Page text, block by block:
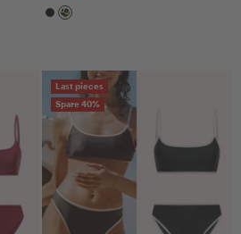
Black
Leo
Last pieces
Spare 40%